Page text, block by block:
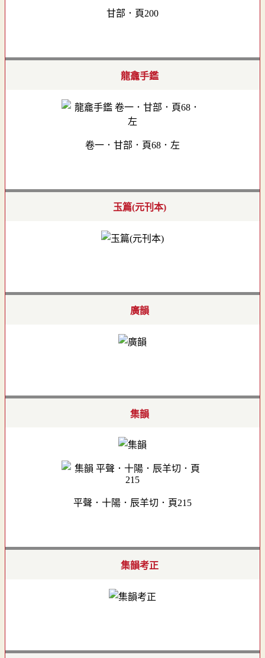
甘部．頁200
龍龕手鑑
卷一．甘部．頁68．左
玉篇(元刊本)
廣韻
集韻
平聲．十陽．辰羊切．頁215
集韻考正